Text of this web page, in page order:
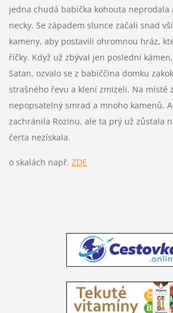
jedna chudá babička kohouta neprodala
necky. Se západem slunce začali snad
kameny, aby postavili ohromnou hráz,
říčky. Když už zbýval jen poslední
Satan, ozvalo se z babiččina domku
strašného řevu a klení zmizeli. Na místě
nepopsatelný smrad a mnoho kamenů.
zachránila Rozinu, ale ta prý už zůstala
čerta nezískala.
o skalách např. ZDE